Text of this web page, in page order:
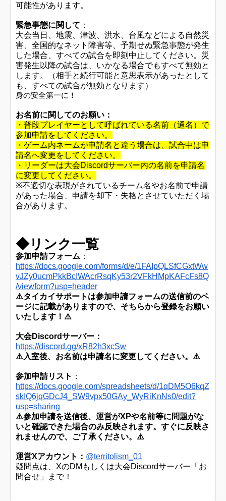
可能性があります。
緊急事態に関して ：
大会当日、地震、津波、洪水、台風などによる自然災
害、全国的なネット障害等、予期せぬ緊急事態が発生
した場合、すべての試合を即刻中止してください。災
害発生以降の試合は、いかなる場合でもすべて無効と
します。（相手と続行可能と意思表示があったとして
も、すべての試合が無効となります）
身の安全第一に！
お名前に関してのお願い：
・普段プレイヤーとして呼ばれている名前（通名）で
参加申請をしてください。
・ゲーム内ネームが申請名と違う場合は、試合中は申
請名へ変更をしてください。
・リーダーは大会Discordサーバー内の名前を申請名
に変更してください。
※不適切な表現がされているチーム名やお名前で申請
があった場合、申請を却下・失格とさせていただく場
合があります。
◆リンク一覧
参加申請フォーム ：
https://docs.google.com/forms/d/e/1FAIpQLSfCGxtWw
vJZy0ucmPkkBcIWAcrRsqKy53r2VFkHMpKAFcFs8Q
/viewform?usp=header
⚠️タイカイサポートは参加申請フォームの送信前のペ
ージに記載がありますので、そちらから登録をお願い
いたします！⚠️
大会Discordサーバー：
https://discord.gg/xR82h3xcSw
⚠️入室後、 お名前は申請名に変更してください。 ⚠️
参加申請リスト ：
https://docs.google.com/spreadsheets/d/1qDM5O6kqZ
skIQ6jqGDcJ4_SW9vpx50GAy_WyRiKnNs0/edit?
usp=sharing
⚠️参加申請を送信後、運営がXPや名前等に問題がな
いと確認できた場合のみ反映されます。すぐに反映さ
れませんので、ご了承ください。⚠️
運営Xアカウント： @territolism_01
疑問点は、XのDMもしくは大会Discordサーバー「お
問合せ」まで！